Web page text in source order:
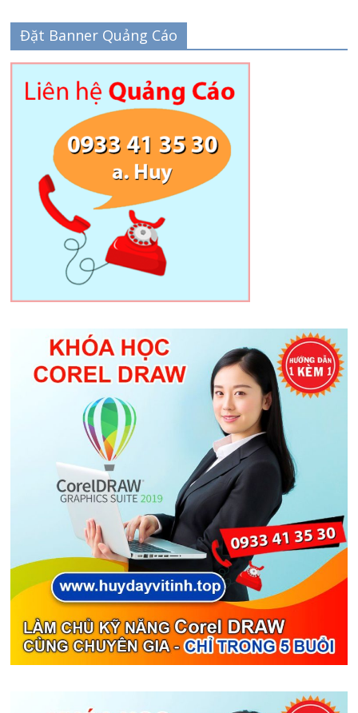
Đặt Banner Quảng Cáo